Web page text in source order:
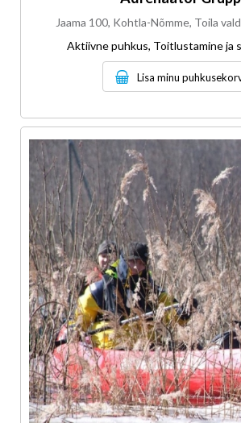
Jaama 100, Kohtla-Nõmme, Toila
Aktiivne puhkus, Toitlustamine ja
Lisa minu